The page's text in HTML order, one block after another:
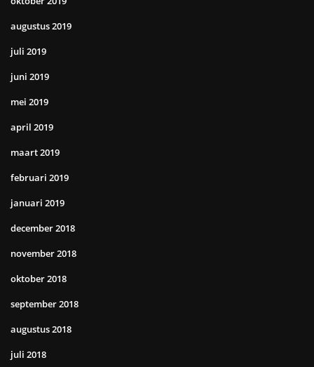
augustus 2019
juli 2019
juni 2019
mei 2019
april 2019
maart 2019
februari 2019
januari 2019
december 2018
november 2018
oktober 2018
september 2018
augustus 2018
juli 2018